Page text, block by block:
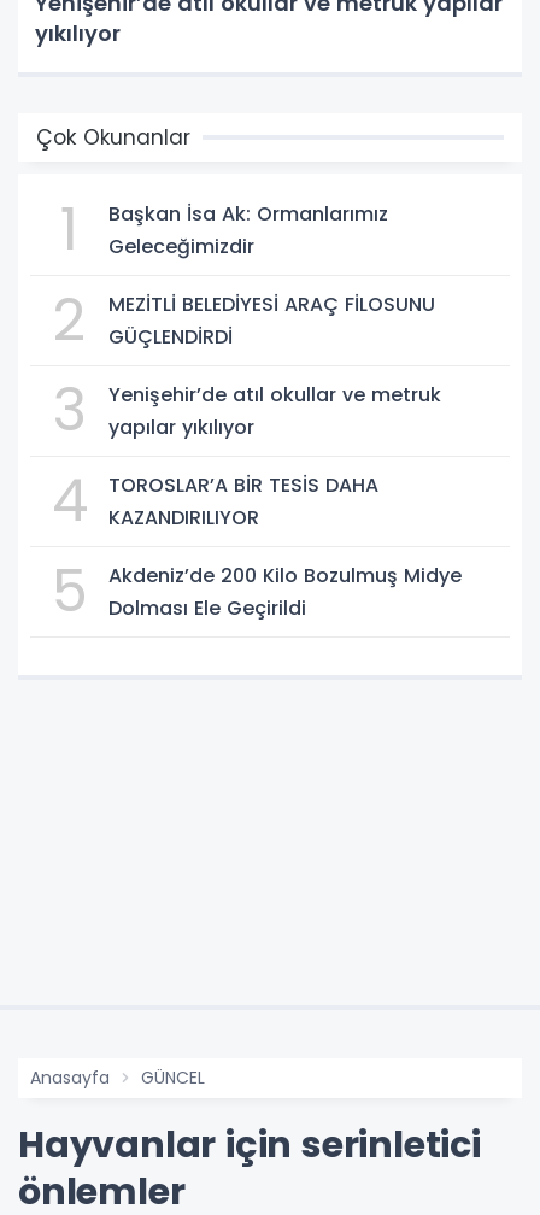
yıkılıyor
Çok Okunanlar
1
Başkan İsa Ak: Ormanlarımız
Geleceğimizdir
2
MEZİTLİ BELEDİYESİ ARAÇ FİLOSUNU
GÜÇLENDİRDİ
3
Yenişehir’de atıl okullar ve metruk
yapılar yıkılıyor
4
TOROSLAR’A BİR TESİS DAHA
KAZANDIRILIYOR
5
Akdeniz’de 200 Kilo Bozulmuş Midye
Dolması Ele Geçirildi
Anasayfa GÜNCEL
Hayvanlar için serinletici
önlemler